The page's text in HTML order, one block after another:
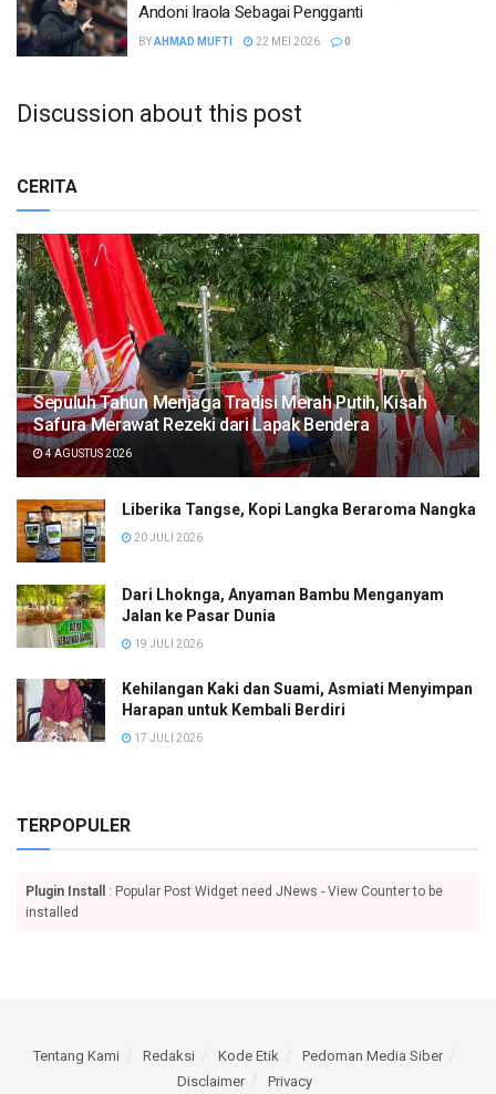
Andoni Iraola Sebagai Pengganti
BYAHMAD MUFTI 22 MEI 2026 0
Discussion about this post
CERITA
Sepuluh Tahun Menjaga Tradisi Merah Putih, Kisah
Safura Merawat Rezeki dari Lapak Bendera
4 AGUSTUS 2026
Liberika Tangse, Kopi Langka Beraroma Nangka
20 JULI 2026
Dari Lhoknga, Anyaman Bambu Menganyam
Jalan ke Pasar Dunia
19 JULI 2026
Kehilangan Kaki dan Suami, Asmiati Menyimpan
Harapan untuk Kembali Berdiri
17 JULI 2026
TERPOPULER
Plugin Install
: Popular Post Widget need JNews - View Counter to be
installed
Tentang Kami Redaksi Kode Etik
Pedoman Media Siber
Disclaimer
Privacy